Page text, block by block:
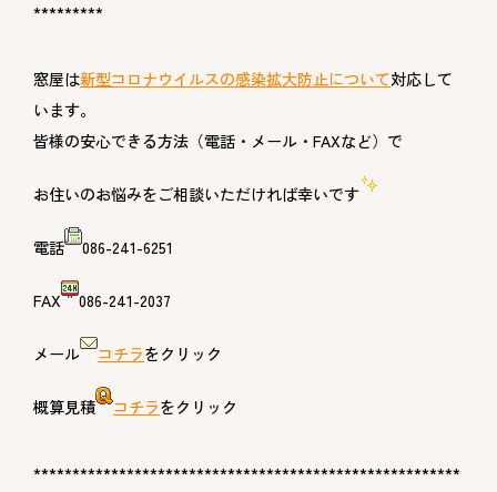
*********
窓屋は新型コロナウイルスの感染拡大防止について対応して
います。
皆様の安心できる方法（電話・メール・FAXなど）で
お住いのお悩みをご相談いただければ幸いです
電話 086-241-6251
FAX 086-241-2037
メール コチラをクリック
概算見積 コチラをクリック
*******************************************************